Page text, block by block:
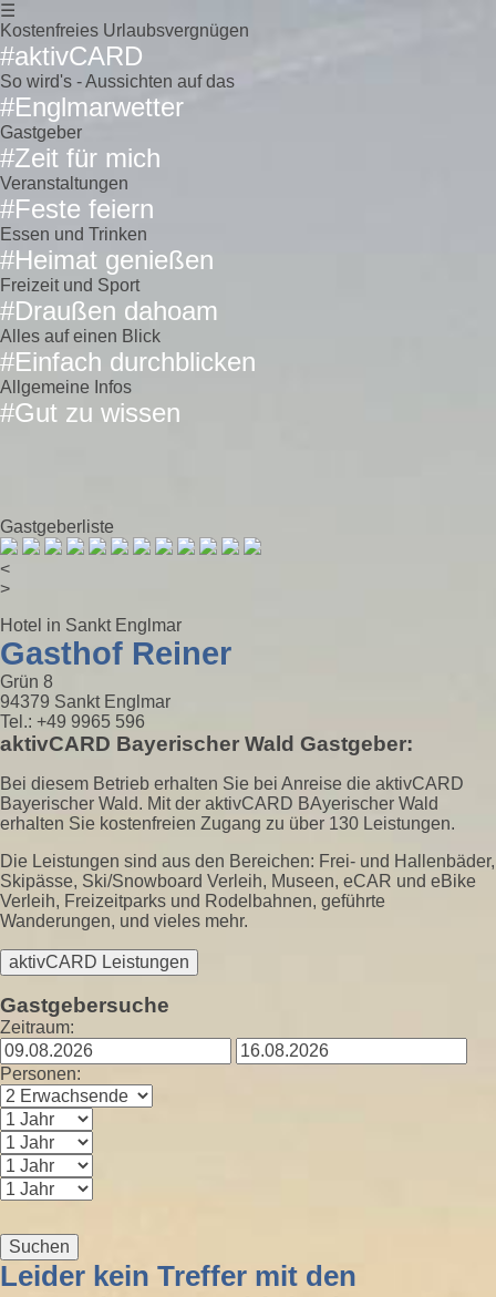
☰
Kostenfreies Urlaubsvergnügen
#aktivCARD
So wird's - Aussichten auf das
#Englmarwetter
Gastgeber
#Zeit für mich
Veranstaltungen
#Feste feiern
Essen und Trinken
#Heimat genießen
Freizeit und Sport
#Draußen dahoam
Alles auf einen Blick
#Einfach durchblicken
Allgemeine Infos
#Gut zu wissen
Gastgeberliste
<
>
Hotel in Sankt Englmar
Gasthof Reiner
Grün 8
94379 Sankt Englmar
Tel.: +49 9965 596
aktivCARD Bayerischer Wald Gastgeber:
Bei diesem Betrieb erhalten Sie bei Anreise die aktivCARD
Bayerischer Wald. Mit der aktivCARD BAyerischer Wald
erhalten Sie kostenfreien Zugang zu über 130 Leistungen.
Die Leistungen sind aus den Bereichen: Frei- und Hallenbäder,
Skipässe, Ski/Snowboard Verleih, Museen, eCAR und eBike
Verleih, Freizeitparks und Rodelbahnen, geführte
Wanderungen, und vieles mehr.
aktivCARD Leistungen
Gastgebersuche
Zeitraum:
Personen:
Suchen
Leider kein Treffer mit den